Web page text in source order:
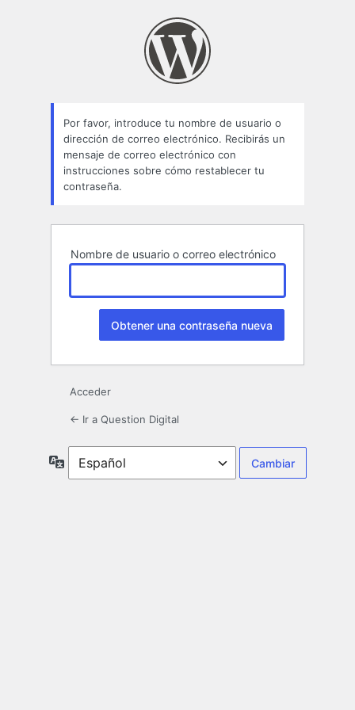
Por favor, introduce tu nombre de usuario o
dirección de correo electrónico. Recibirás un
mensaje de correo electrónico con
instrucciones sobre cómo restablecer tu
contraseña.
Nombre de usuario o correo electrónico
Acceder
← Ir a Question Digital
Idioma